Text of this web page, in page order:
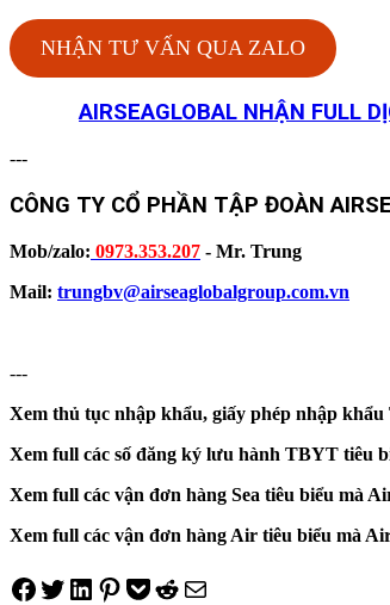
NHẬN TƯ VẤN QUA ZALO
AIRSEAGLOBAL NHẬN FULL
---
CÔNG TY CỔ PHẦN TẬP ĐOÀN
Mob/zalo: 0973.353.207 - Mr. Trung
Mail: trungbv@airseaglobalgroup.com.vn
---
Xem thủ tục nhập khẩu, giấy phép nhập
Xem full các số đăng ký lưu hành TBYT tiêu
Xem full các vận đơn hàng Sea tiêu biểu mà
Xem full các vận đơn hàng Air tiêu biểu mà
Share on Facebook
Tweet on Twitter
Share on LinkedIn
Pin on Pinterest
Save to pocket
Share on Reddit
Share via Email